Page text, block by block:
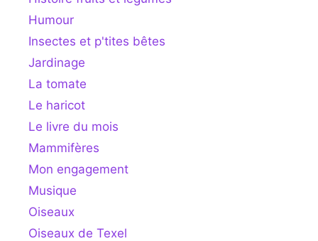
Humour
Insectes et p'tites bêtes
Jardinage
La tomate
Le haricot
Le livre du mois
Mammifères
Mon engagement
Musique
Oiseaux
Oiseaux de Texel